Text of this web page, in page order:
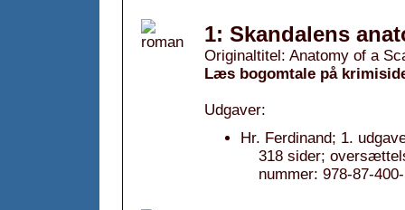
1: Skandalens
Originaltitel: Anatomy of a
Læs bogomtale på
Udgaver:
Hr. Ferdinand; 1.
318 sider;
nummer: 978-87-